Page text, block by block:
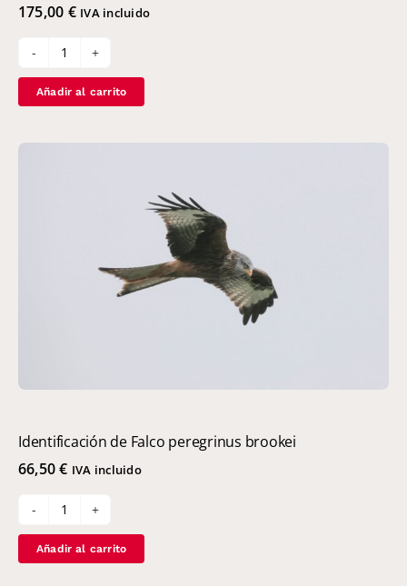
175,00 € IVA incluido
Pureza
de
Falco
Añadir al carrito
Identificación de Falco peregrinus brookei
66,50€ IVA incluido
Identificación
de
Falco
Añadir al carrito